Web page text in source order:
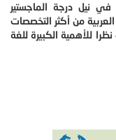
نيل درجة الماجستير
من أكثر التخصصات
للأهمية الكبيرة للغة